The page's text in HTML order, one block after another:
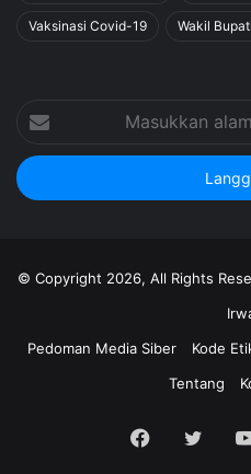
Vaksinasi Covid-19 Wakil
alamat
email
Anda
© Copyright 2026, All Rights
Pedoman Media Siber
Kode
Tentang
Facebook